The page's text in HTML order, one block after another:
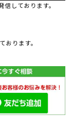
しております。
おります。